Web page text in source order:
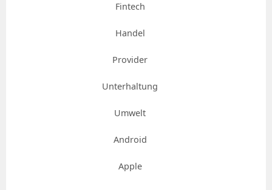
Fintech
Handel
Provider
Unterhaltung
Umwelt
Android
Apple